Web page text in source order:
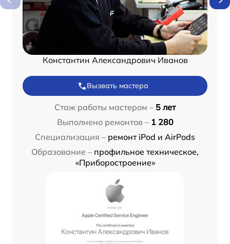
Константин Александрович Иванов
Вызвать мастера
Стаж работы мастером – 5 лет
Выполнено ремонтов – 1 280
Специализация – ремонт iPod и AirPods
Образование – профильное техническое,
«Приборостроение»